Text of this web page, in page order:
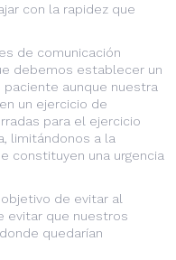
con la rapidez que
de comunicación
debemos establecer un
aunque nuestra
un ejercicio de
para el ejercicio
limitándonos a la
constituyen una urgencia
de evitar al
evitar que nuestros
quedarían